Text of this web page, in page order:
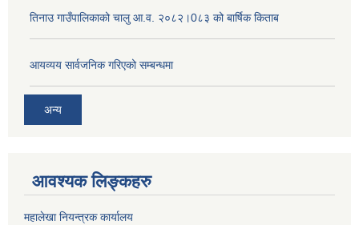
तिनाउ गाउँपालिकाको चालु आ.व. २०८२।0८३ को बार्षिक किताब
आयव्यय सार्वजनिक गरिएको सम्बन्धमा
अन्य
आवश्यक लिङ्कहरु
महालेखा नियन्त्रक कार्यालय